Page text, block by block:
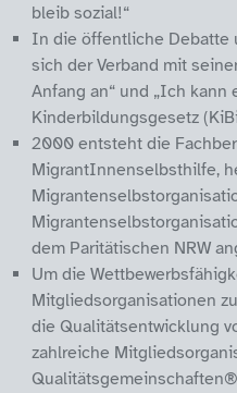
bleib sozial!“
In die öffentliche Debatte
sich der Verband mit
Anfang an“ und „Ich kann
Kinderbildungsgesetz
2000 entsteht die
MigrantInnenselbsthilfe,
dem Paritätischen NRW
Um die
Mitgliedsorganisationen
die Qualitätsentwicklung
zahlreiche